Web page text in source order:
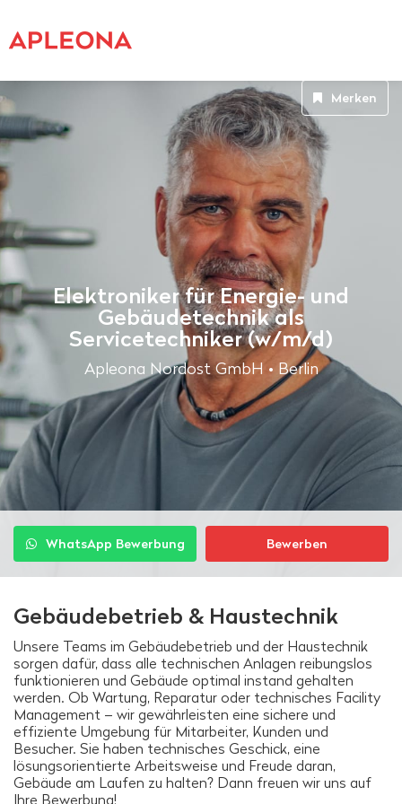
Elektroniker für Energie- und
Gebäudetechnik als
Servicetechniker (w/m/d)
Apleona Nordost GmbH • Berlin
Merken
WhatsApp Bewerbung Bewerben
Gebäudebetrieb & Haustechnik
Unsere Teams im Gebäudebetrieb und der Haustechnik
sorgen dafür, dass alle technischen Anlagen reibungslos
funktionieren und Gebäude optimal instand gehalten
werden. Ob Wartung, Reparatur oder technisches Facility
Management – wir gewährleisten eine sichere und
effiziente Umgebung für Mitarbeiter, Kunden und
Besucher. Sie haben technisches Geschick, eine
lösungsorientierte Arbeitsweise und Freude daran,
Gebäude am Laufen zu halten? Dann freuen wir uns auf
Ihre Bewerbung!